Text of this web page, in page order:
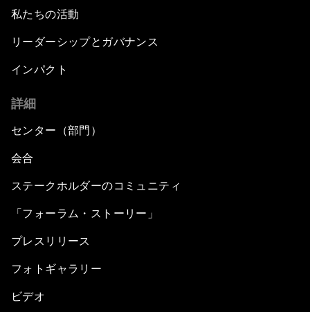
私たちの活動
リーダーシップとガバナンス
インパクト
詳細
センター（部門）
会合
ステークホルダーのコミュニティ
「フォーラム・ストーリー」
プレスリリース
フォトギャラリー
ビデオ